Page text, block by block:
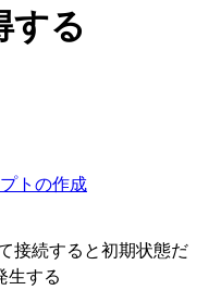
する
トの作成
接続すると初期状態だ
生する